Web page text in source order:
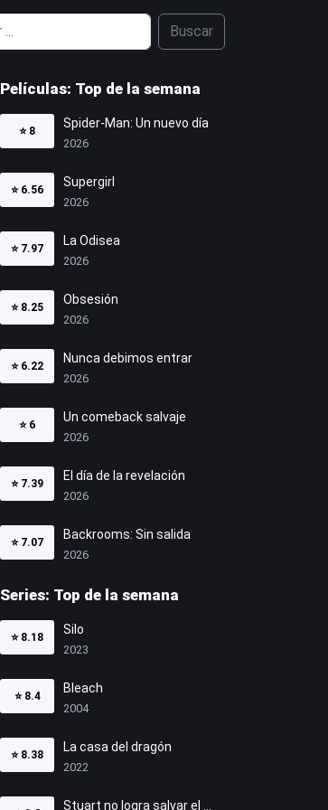
Buscar
Películas: Top de la semana
⭐ 8
Spider-Man: Un nuevo día
2026
⭐ 6.56
Supergirl
2026
⭐ 7.97
La Odisea
2026
⭐ 8.25
Obsesión
2026
⭐ 6.22
Nunca debimos entrar
2026
⭐ 6
Un comeback salvaje
2026
⭐ 7.39
El día de la revelación
2026
⭐ 7.07
Backrooms: Sin salida
2026
Series: Top de la semana
⭐ 8.18
Silo
2023
⭐ 8.4
Bleach
2004
⭐ 8.38
La casa del dragón
2022